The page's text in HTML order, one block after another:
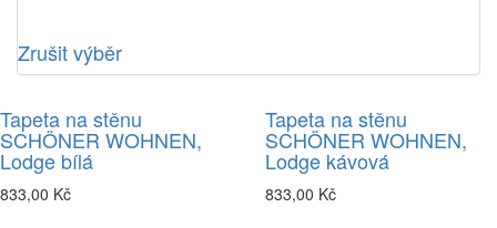
Zrušit výběr
Tapeta na stěnu
SCHÖNER WOHNEN,
Lodge bílá
833,00 Kč
Tapeta na stěnu
SCHÖNER WOHNEN,
Lodge kávová
833,00 Kč